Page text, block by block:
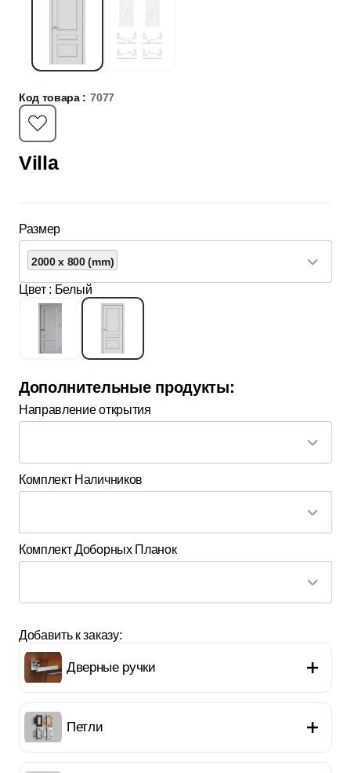
Код товара : 7077
Villa
Размер
2000 x 800 (mm)
Цвет : Белый
Дополнительные продукты:
Направление открытия
Комплект Наличников
Комплект Доборных Планок
Добавить к заказу:
Дверные ручки
Петли